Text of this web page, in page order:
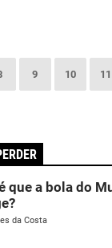
9 10 11
que a bola do
da Costa